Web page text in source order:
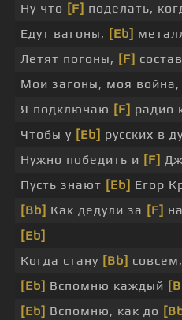
Ну что [F] поделать,
Едут вагоны, [Eb]
Летят погоны, [F]
Мои загоны, моя
Я подключаю [F] радио
Чтобы у [Eb] русских в
Нужно победить и [F]
Пусть знают [Eb] Егор
[Bb] Как дедули за [F]
[Eb]
Когда стану [Bb] совсем,
[Eb] Вспомню каждый
[Eb] Вспомню, как до